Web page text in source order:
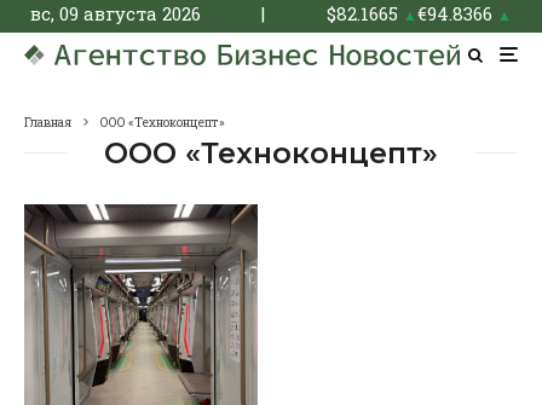
вс, 09 августа 2026 | $82.1665 ▲€94.8366 ▲
Главная ООО «Техноконцепт»
ООО «Техноконцепт»